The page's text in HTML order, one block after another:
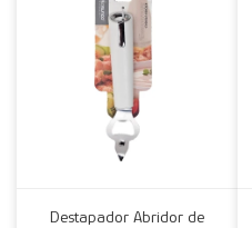
Destapador Abridor de